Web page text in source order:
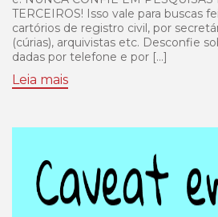
TERCEIROS! Isso vale para buscas
cartórios de registro civil, por
(cúrias), arquivistas etc. Desconfie
dadas por telefone e por […]
Leia mais